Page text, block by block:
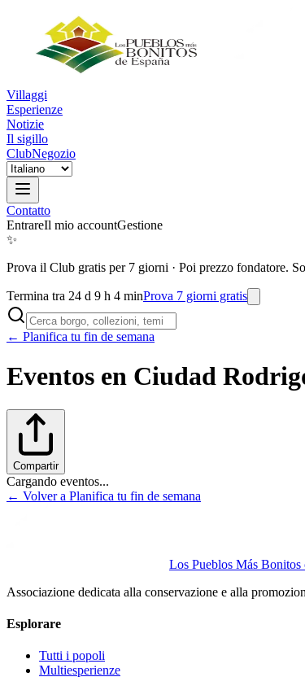
Villaggi
Esperienze
Notizie
Il sigillo
ClubNegozio
Contatto
EntrareIl mio accountGestione
✨
Prova il Club gratis per 7 giorni · Poi prezzo fondatore.
Termina tra 24 d 9 h 4 minProva 7 giorni gratis
← Planifica tu fin de semana
Eventos en Ciudad
Compartir
Cargando eventos...
← Volver a Planifica tu fin de semana
Los Pueblos Más Bonitos
Associazione dedicata alla conservazione e alla
Esplorare
Tutti i popoli
Multiesperienze